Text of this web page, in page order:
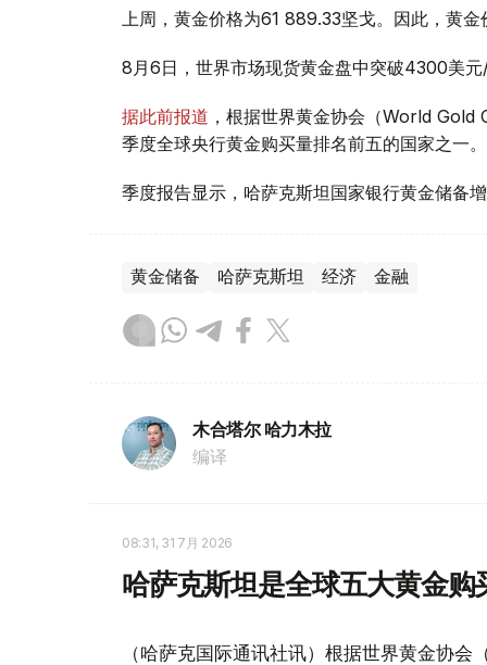
上周，黄金价格为61 889.33坚戈。因此，黄
8月6日，世界市场现货黄金盘中突破4300美
据此前报道 ，根据世界黄金协会（World
季度全球央行黄金购买量排名前五的国家之一。
季度报告显示，哈萨克斯坦国家银行黄金储备
黄金储备 哈萨克斯坦 经济 金融
木合塔尔 哈力木拉
编译
08:31, 31 7月 2026
哈萨克斯坦是全球五大黄金购
（哈萨克国际通讯社讯）根据世界黄金协